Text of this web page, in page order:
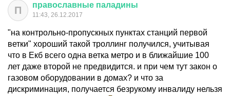
П православные паладины
11:43, 26.12.2017
"на контрольно-пропускных пунктах станций первой
ветки" хороший такой троллинг получился, учитывая
что в Екб всего одна ветка метро и в ближайшие 100
лет даже второй не предвидится. и при чем тут закон о
газовом оборудовании в домах? и что за
дискриминация, получается безрукому инвалиду нельзя